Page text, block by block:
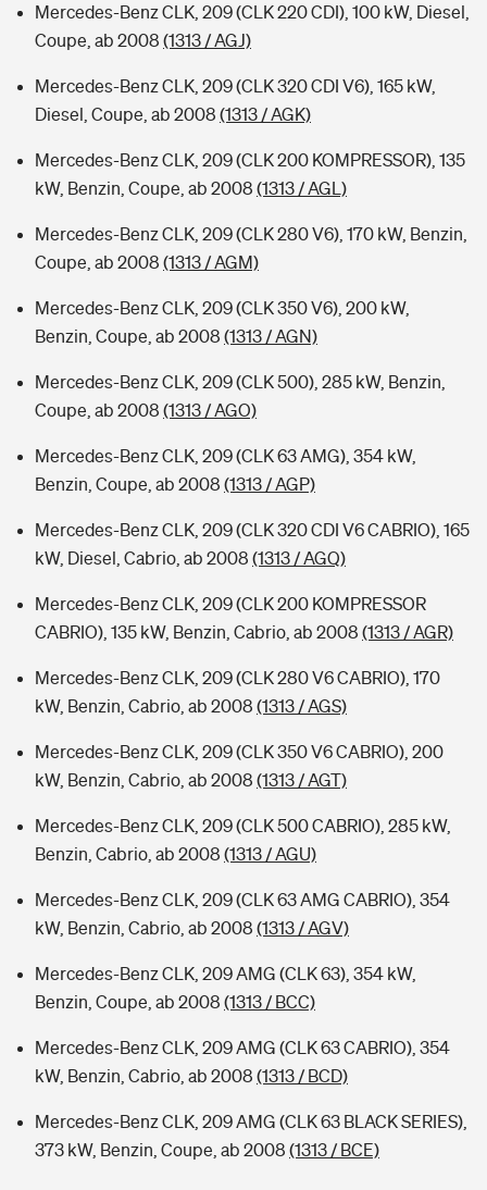
Mercedes-Benz CLK, 209 (CLK 220 CDI), 100 kW, Diesel,
Coupe, ab 2008 (1313 / AGJ)
Mercedes-Benz CLK, 209 (CLK 320 CDI V6), 165 kW,
Diesel, Coupe, ab 2008 (1313 / AGK)
Mercedes-Benz CLK, 209 (CLK 200 KOMPRESSOR), 135
kW, Benzin, Coupe, ab 2008 (1313 / AGL)
Mercedes-Benz CLK, 209 (CLK 280 V6), 170 kW, Benzin,
Coupe, ab 2008 (1313 / AGM)
Mercedes-Benz CLK, 209 (CLK 350 V6), 200 kW,
Benzin, Coupe, ab 2008 (1313 / AGN)
Mercedes-Benz CLK, 209 (CLK 500), 285 kW, Benzin,
Coupe, ab 2008 (1313 / AGO)
Mercedes-Benz CLK, 209 (CLK 63 AMG), 354 kW,
Benzin, Coupe, ab 2008 (1313 / AGP)
Mercedes-Benz CLK, 209 (CLK 320 CDI V6 CABRIO), 165
kW, Diesel, Cabrio, ab 2008 (1313 / AGQ)
Mercedes-Benz CLK, 209 (CLK 200 KOMPRESSOR
CABRIO), 135 kW, Benzin, Cabrio, ab 2008 (1313 / AGR)
Mercedes-Benz CLK, 209 (CLK 280 V6 CABRIO), 170
kW, Benzin, Cabrio, ab 2008 (1313 / AGS)
Mercedes-Benz CLK, 209 (CLK 350 V6 CABRIO), 200
kW, Benzin, Cabrio, ab 2008 (1313 / AGT)
Mercedes-Benz CLK, 209 (CLK 500 CABRIO), 285 kW,
Benzin, Cabrio, ab 2008 (1313 / AGU)
Mercedes-Benz CLK, 209 (CLK 63 AMG CABRIO), 354
kW, Benzin, Cabrio, ab 2008 (1313 / AGV)
Mercedes-Benz CLK, 209 AMG (CLK 63), 354 kW,
Benzin, Coupe, ab 2008 (1313 / BCC)
Mercedes-Benz CLK, 209 AMG (CLK 63 CABRIO), 354
kW, Benzin, Cabrio, ab 2008 (1313 / BCD)
Mercedes-Benz CLK, 209 AMG (CLK 63 BLACK SERIES),
373 kW, Benzin, Coupe, ab 2008 (1313 / BCE)